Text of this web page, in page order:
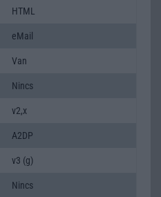
HTML
eMail
Van
Nincs
v2,x
A2DP
v3 (g)
Nincs